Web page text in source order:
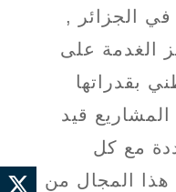
في الجزائر ,
الغدمة على
بقدراتها
المشاريع قيد
مع كل
هذا المجال من